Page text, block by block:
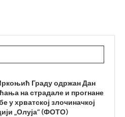
Граду одржан Дан
на страдале и прогнане
у хрватској злочиначкој
„Олуја“ (ФОТО)